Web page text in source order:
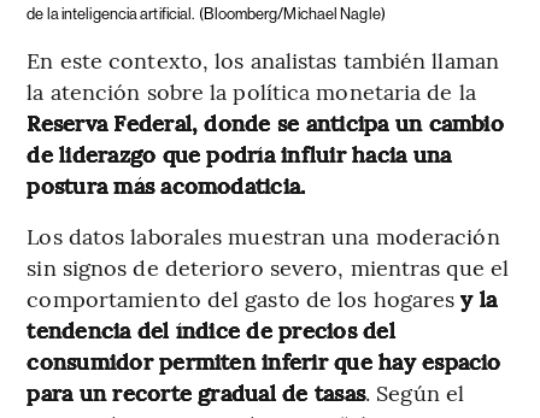
de la inteligencia artificial. (Bloomberg/Michael Nagle)
En este contexto, los analistas también llaman
la atención sobre la política monetaria de la
Reserva Federal, donde se anticipa un cambio
de liderazgo que podría influir hacia una
postura más acomodaticia.
Los datos laborales muestran una moderación
sin signos de deterioro severo, mientras que el
comportamiento del gasto de los hogaresy la
tendencia del índice de precios del
consumidor permiten inferir que hay espacio
para un recorte gradual de tasas. Según el